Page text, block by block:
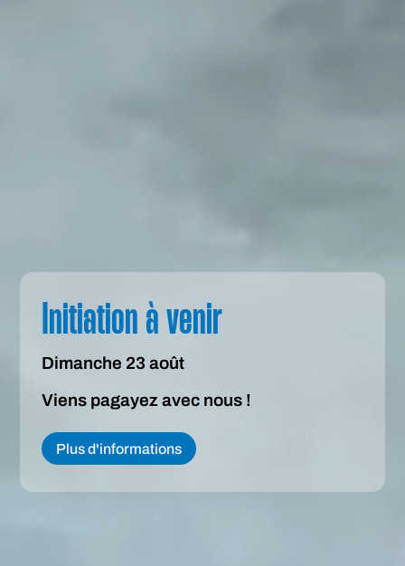
Initiation à venir
Dimanche 23 août
Viens pagayez avec nous !
Plus d'informations